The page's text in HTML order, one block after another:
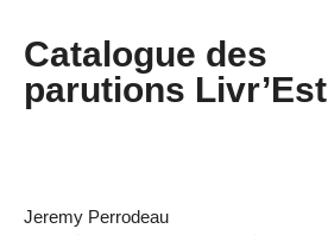
Catalogue des
parutions Livr’Est
Jeremy Perrodeau